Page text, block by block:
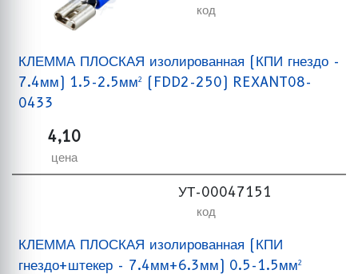
код
КЛЕММА ПЛОСКАЯ изолированная (КПИ гнездо -
7.4мм) 1.5-2.5мм² (FDD2-250) REXANT08-
0433
4,10
цена
УТ-00047151
код
КЛЕММА ПЛОСКАЯ изолированная (КПИ
гнездо+штекер - 7.4мм+6.3мм) 0.5-1.5мм²